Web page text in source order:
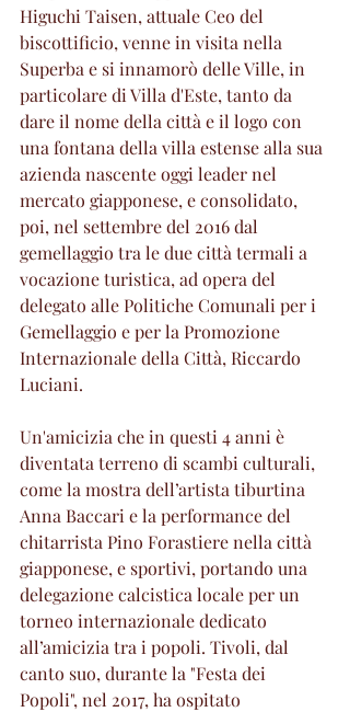
Higuchi Taisen, attuale Ceo del
biscottificio, venne in visita nella
Superba e si innamorò delle Ville, in
particolare di Villa d'Este, tanto da
dare il nome della città e il logo con
una fontana della villa estense alla sua
azienda nascente oggi leader nel
mercato giapponese, e consolidato,
poi, nel settembre del 2016 dal
gemellaggio tra le due città termali a
vocazione turistica, ad opera del
delegato alle Politiche Comunali per i
Gemellaggio e per la Promozione
Internazionale della Città, Riccardo
Luciani.
Un'amicizia che in questi 4 anni è
diventata terreno di scambi culturali,
come la mostra dell’artista tiburtina
Anna Baccari e la performance del
chitarrista Pino Forastiere nella città
giapponese, e sportivi, portando una
delegazione calcistica locale per un
torneo internazionale dedicato
all’amicizia tra i popoli. Tivoli, dal
canto suo, durante la "Festa dei
Popoli", nel 2017, ha ospitato